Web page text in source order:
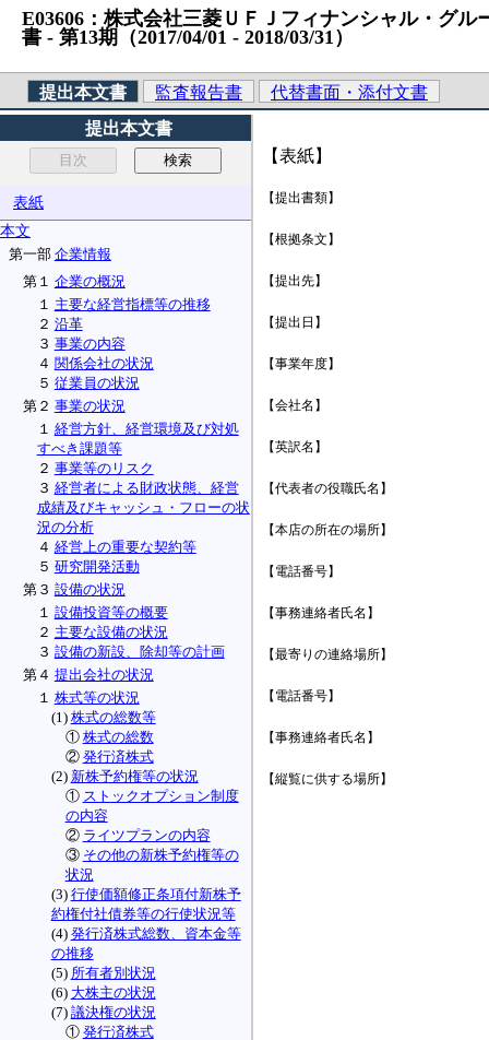
E03606：株式会社三菱ＵＦＪフィナンシャル・グ
書 ‐ 第13期（2017/04/01 ‐ 2018/03/31）
提出本文書 監査報告書
代替書面・添付文書
提出本文書